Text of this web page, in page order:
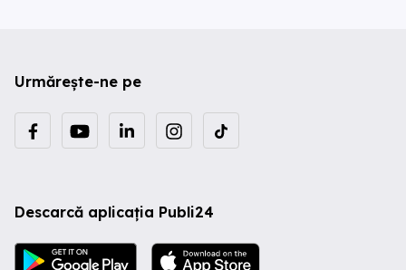
Urmărește-ne pe
Descarcă aplicația Publi24